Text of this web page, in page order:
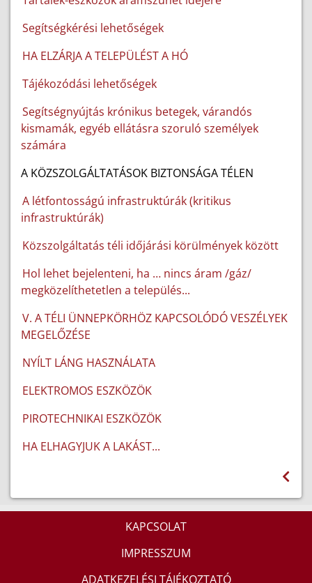
Segítségkérési lehetőségek
HA ELZÁRJA A TELEPÜLÉST A HÓ
Tájékozódási lehetőségek
Segítségnyújtás krónikus betegek, várandós
kismamák, egyéb ellátásra szoruló személyek
számára
A KÖZSZOLGÁLTATÁSOK BIZTONSÁGA TÉLEN
A létfontosságú infrastruktúrák (kritikus
infrastruktúrák)
Közszolgáltatás téli időjárási körülmények között
Hol lehet bejelenteni, ha … nincs áram /gáz/
megközelíthetetlen a település...
V. A TÉLI ÜNNEPKÖRHÖZ KAPCSOLÓDÓ VESZÉLYEK
MEGELŐZÉSE
NYÍLT LÁNG HASZNÁLATA
ELEKTROMOS ESZKÖZÖK
PIROTECHNIKAI ESZKÖZÖK
HA ELHAGYJUK A LAKÁST...
KAPCSOLAT
IMPRESSZUM
ADATKEZELÉSI TÁJÉKOZTATÓ